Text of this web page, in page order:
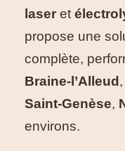
laser et
propose une
complète,
Braine-l’Alleud
Saint-Genèse,
environs.